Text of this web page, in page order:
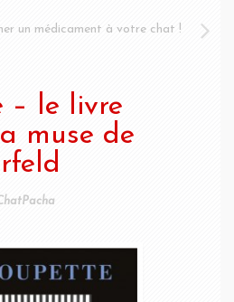
un médicament à votre chat !
– le livre
muse de